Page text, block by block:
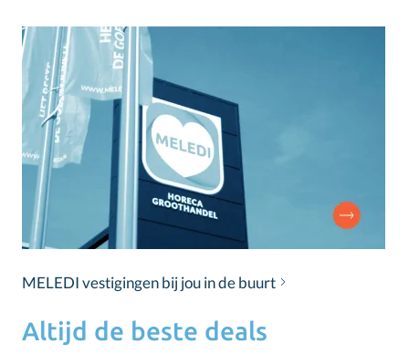
MELEDI vestigingen bij jou in de buurt
Altijd de beste deals